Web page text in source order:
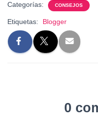
Categorías: CONSEJOS
Etiquetas: Blogger
0